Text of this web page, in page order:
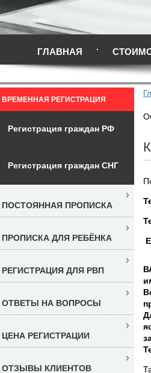
ГЛАВНАЯ
ВРЕМЕННАЯ РЕГИСТРАЦИЯ
Регистрация граждан РФ
Регистрация граждан СНГ
ПОСТОЯННАЯ ПРОПИСКА
ПРОПИСКА ДЛЯ РЕБЁНКА
РЕГИСТРАЦИЯ ДЛЯ РВП
ОТВЕТЫ НА ВОПРОСЫ
ЦЕНА РЕГИСТРАЦИИ
ОТЗЫВЫ КЛИЕНТОВ